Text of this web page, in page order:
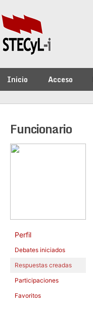
Inicio Acceso
Funcionario
Perfil
Debates iniciados
Respuestas creadas
Participaciones
Favoritos